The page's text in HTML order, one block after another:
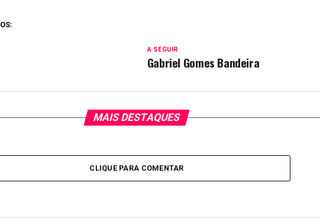
A SEGUIR
Gabriel Gomes Bandeira
MAIS DESTAQUES
CLIQUE PARA COMENTAR